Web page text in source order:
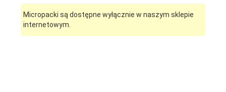
Micropacki są dostępne wyłącznie w naszym sklepie
internetowym.